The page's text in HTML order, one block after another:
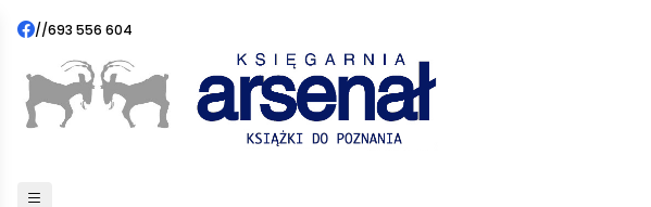
//693 556 604